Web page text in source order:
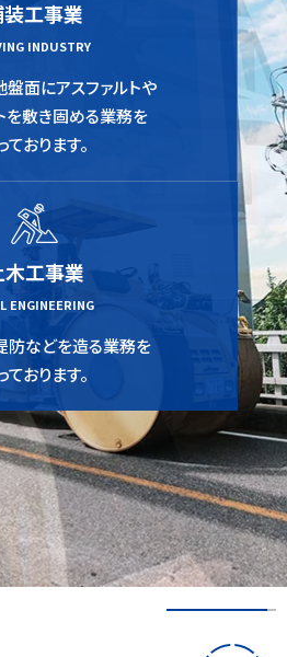
工事業
INDUSTRY
面にアスファルトや
を敷き固める業務を
ております。
木工事業
ENGINEERING
防などを造る業務を
ております。